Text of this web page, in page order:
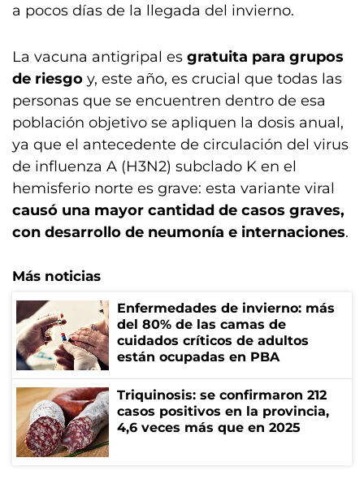
a pocos días de la llegada del invierno.
La vacuna antigripal es gratuita para grupos
de riesgo y, este año, es crucial que todas las
personas que se encuentren dentro de esa
población objetivo se apliquen la dosis anual,
ya que el antecedente de circulación del virus
de influenza A (H3N2) subclado K en el
hemisferio norte es grave: esta variante viral
causó una mayor cantidad de casos graves,
con desarrollo de neumonía e internaciones.
Más noticias
Enfermedades de invierno: más
del 80% de las camas de
cuidados críticos de adultos
están ocupadas en PBA
Triquinosis: se confirmaron 212
casos positivos en la provincia,
4,6 veces más que en 2025